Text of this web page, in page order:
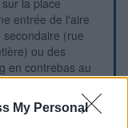
My Personal
la place
entrée de l'aire
(rue
ou des
en contrebas au
rejoint la